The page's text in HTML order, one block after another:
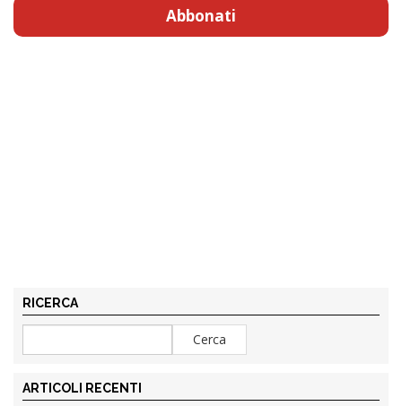
Abbonati
RICERCA
ARTICOLI RECENTI